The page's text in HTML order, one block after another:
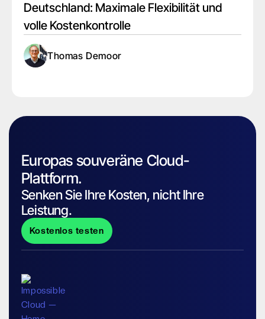
Deutschland: Maximale Flexibilität und
volle Kostenkontrolle
Thomas Demoor
Europas souveräne Cloud-
Plattform.
Senken Sie Ihre Kosten, nicht Ihre
Leistung.
Kostenlos testen